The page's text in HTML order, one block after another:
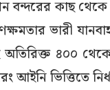
কাছ
ভারী
৪০০
ভিত্তিতে